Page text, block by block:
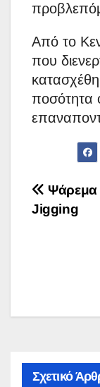
Από το
που
ποσότητα
άρθρων
Ψάρεμα
Jigging
Σχετικό